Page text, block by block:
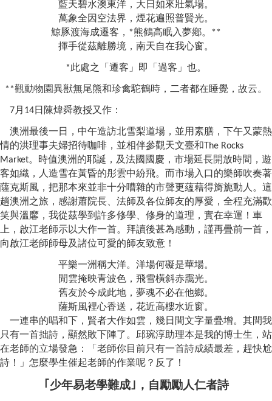
藍天碧水澳東洋，大日如來壯氣場。
萬象全因空法界，煙花遍照普賢光。
鯨豚渡海成遷客， *熊鶴高眠入夢鄕。 **
揮手從茲離勝境，南天自在我心窗。
*此處之「遷客」即「過客」也。
**觀動物園異獣無尾熊和珍禽駝鶴時，二者都在睡覺，故云。
7月 14日 陳煒舜教授又作 ：
澳洲最後一日，中午造訪北雪梨道場，並用素膳，下午又蒙熱
情的洪理事夫婦招待咖啡，並相伴參觀天文臺和 The Rocks
Market。時值澳洲的耶誕，及法國國慶，市場延長開放時間，遊
客如織，人造雪在黃昏的彤雲中紛飛。而市場入口的樂師吹奏著
薩克斯風，把那本來並非十分嘈雜的市聲更蘊藉得旖旎動人。這
趟澳洲之旅，感謝蕭院長、法師及各位師友的厚愛，全程充滿歡
笑與溫黁，我從茲學到許多修學、修身的道理，實在幸運！車
上，啟江老師示以大作一首。拜讀後甚為感動，謹再疊前一首，
向啟江老師師母及諸位可愛的師友致意！
平樂一洲稱大洋。洋場何礙是華場。
閒雲掩映青波色，飛雪橫斜赤靄光。
舊友於今成此地，夢魂不必在他鄉。
薩斯風裡心香送，花近高樓水近窗。
一連串的唱和下，賢者大作如雲，幾日間文字量疊增。其間我
只有一首拙詩，顯然敗下陣了。邱琬淳助理本是我的博士生，站
在老師的立場發急：「老師你目前只有一首詩成績最差，趕快尬
詩！」怎麼學生催起老師的作業呢？反了！
｢少年易老學難成｣，自勵勵人仁者詩